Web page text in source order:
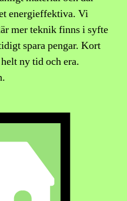
energieffektiva. Vi
mer teknik finns i syfte
spara pengar. Kort
ny tid och era.